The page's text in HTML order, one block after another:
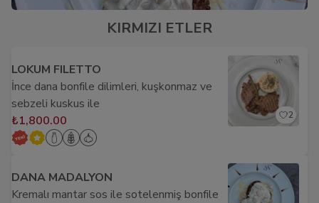
KIRMIZI ETLER
LOKUM FILETTO
İnce dana bonfile dilimleri, kuşkonmaz ve
sebzeli kuskus ile
₺1,800.00
2
DANA MADALYON
Kremalı mantar sos ile sotelenmiş bonfile